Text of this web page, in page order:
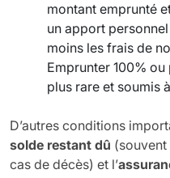
montant emprunté
un apport
moins les frais de
Emprunter 100%
plus rare et soumis
D’autres conditions
solde restant dû
cas de décès) et l’